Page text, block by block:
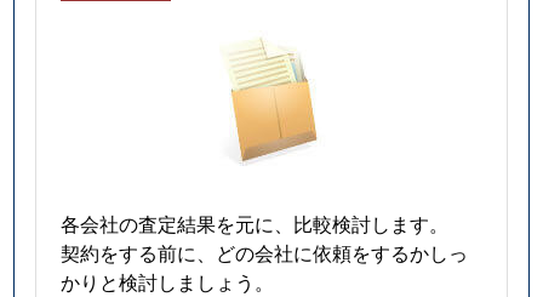
各会社の査定結果を元に、比較検討します。
契約をする前に、どの会社に依頼をするかしっ
かりと検討しましょう。